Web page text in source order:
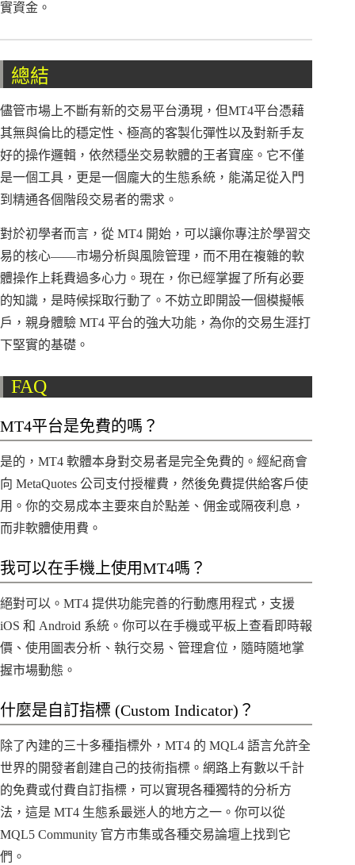
實資金。
總結
儘管市場上不斷有新的交易平台湧現，但MT4平台憑藉
其無與倫比的穩定性、極高的客製化彈性以及對新手友
好的操作邏輯，依然穩坐交易軟體的王者寶座。它不僅
是一個工具，更是一個龐大的生態系統，能滿足從入門
到精通各個階段交易者的需求。
對於初學者而言，從 MT4 開始，可以讓你專注於學習交
易的核心——市場分析與風險管理，而不用在複雜的軟
體操作上耗費過多心力。現在，你已經掌握了所有必要
的知識，是時候採取行動了。不妨立即開設一個模擬帳
戶，親身體驗 MT4 平台的強大功能，為你的交易生涯打
下堅實的基礎。
FAQ
MT4平台是免費的嗎？
是的，MT4 軟體本身對交易者是完全免費的。經紀商會
向 MetaQuotes 公司支付授權費，然後免費提供給客戶使
用。你的交易成本主要來自於點差、佣金或隔夜利息，
而非軟體使用費。
我可以在手機上使用MT4嗎？
絕對可以。MT4 提供功能完善的行動應用程式，支援
iOS 和 Android 系統。你可以在手機或平板上查看即時報
價、使用圖表分析、執行交易、管理倉位，隨時隨地掌
握市場動態。
什麼是自訂指標 (Custom Indicator)？
除了內建的三十多種指標外，MT4 的 MQL4 語言允許全
世界的開發者創建自己的技術指標。網路上有數以千計
的免費或付費自訂指標，可以實現各種獨特的分析方
法，這是 MT4 生態系最迷人的地方之一。你可以從
MQL5 Community 官方市集或各種交易論壇上找到它
們。